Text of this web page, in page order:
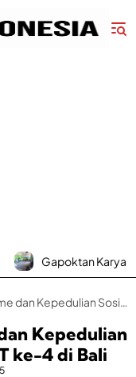
Karya Utama Desa
Perkuat Profesionalisme dan Kepedulian Sosial, PJS Rayakan HUT ke-4 di Bali
Kepedulian
ke-4 di Bali